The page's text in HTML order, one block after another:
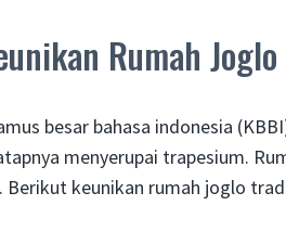
Rumah Joglo
besar bahasa indonesia
menyerupai trapesium.
Berikut keunikan rumah joglo